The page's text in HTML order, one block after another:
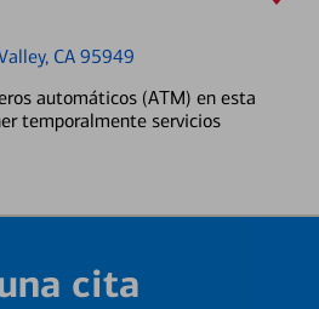
CA 95949
automáticos (ATM) en esta
temporalmente servicios
cita